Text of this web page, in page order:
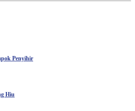
Penyihir
Hiu